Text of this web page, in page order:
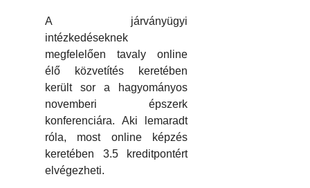
A járványügyi
intézkedéseknek
megfelelően tavaly online
élő közvetítés keretében
került sor a hagyományos
novemberi épszerk
konferenciára. Aki lemaradt
róla, most online képzés
keretében 3.5 kreditpontért
elvégezheti.